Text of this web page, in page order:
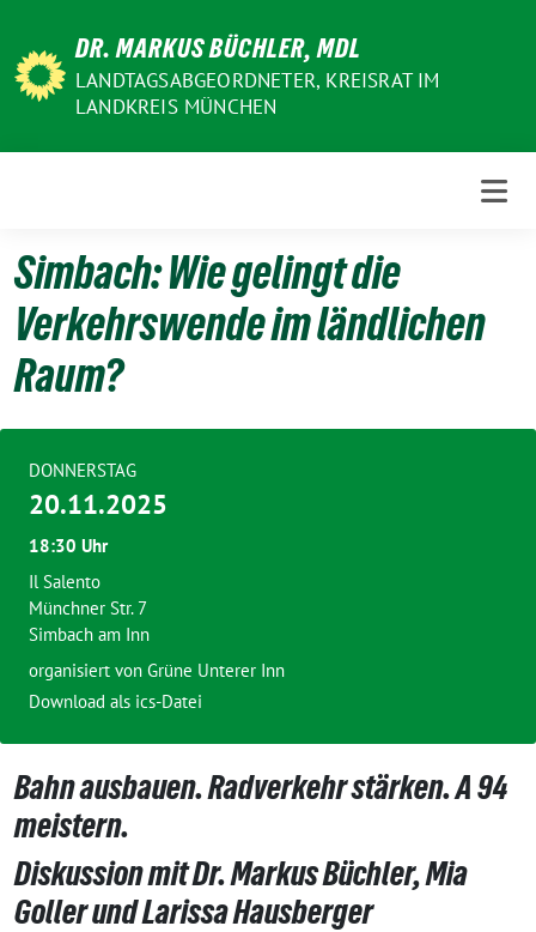
zum
Inhalt
DR. MARKUS BÜCHLER, MDL
LANDTAGSABGEORDNETER, KREISRAT IM
LANDKREIS MÜNCHEN
Simbach: Wie gelingt die
Verkehrswende im ländlichen
Raum?
Bahn ausbauen. Radverkehr stärken. A 94
meistern.
Diskussion mit Dr. Markus Büchler, Mia
Goller und Larissa Hausberger
DONNERSTAG
20.11.2025
18:30 Uhr
Il Salento
Münchner Str. 7
Simbach am Inn
organisiert von Grüne Unterer Inn
Download als ics-Datei